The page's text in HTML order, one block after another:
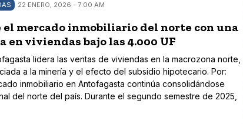
22 ENERO, 2026 - 7:00 AM
mercado inmobiliario del norte con una
en viviendas bajo las 4.000 UF
lidera las ventas de viviendas en la macrozona norte,
a la minería y el efecto del subsidio hipotecario. Por:
inmobiliario en Antofagasta continúa consolidándose
del norte del país. Durante el segundo semestre de 2025,